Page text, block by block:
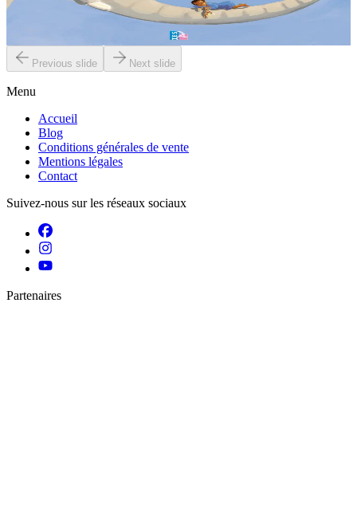
rongeur ?...
Previous slide Next slide
Menu
Accueil
Blog
Conditions générales de vente
Mentions légales
Contact
Suivez-nous sur les réseaux sociaux
Partenaires